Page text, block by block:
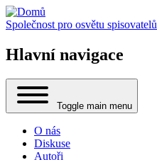
Společnost pro osvětu spisovatelů
Hlavní navigace
Toggle main menu
O nás
Diskuse
Autoři